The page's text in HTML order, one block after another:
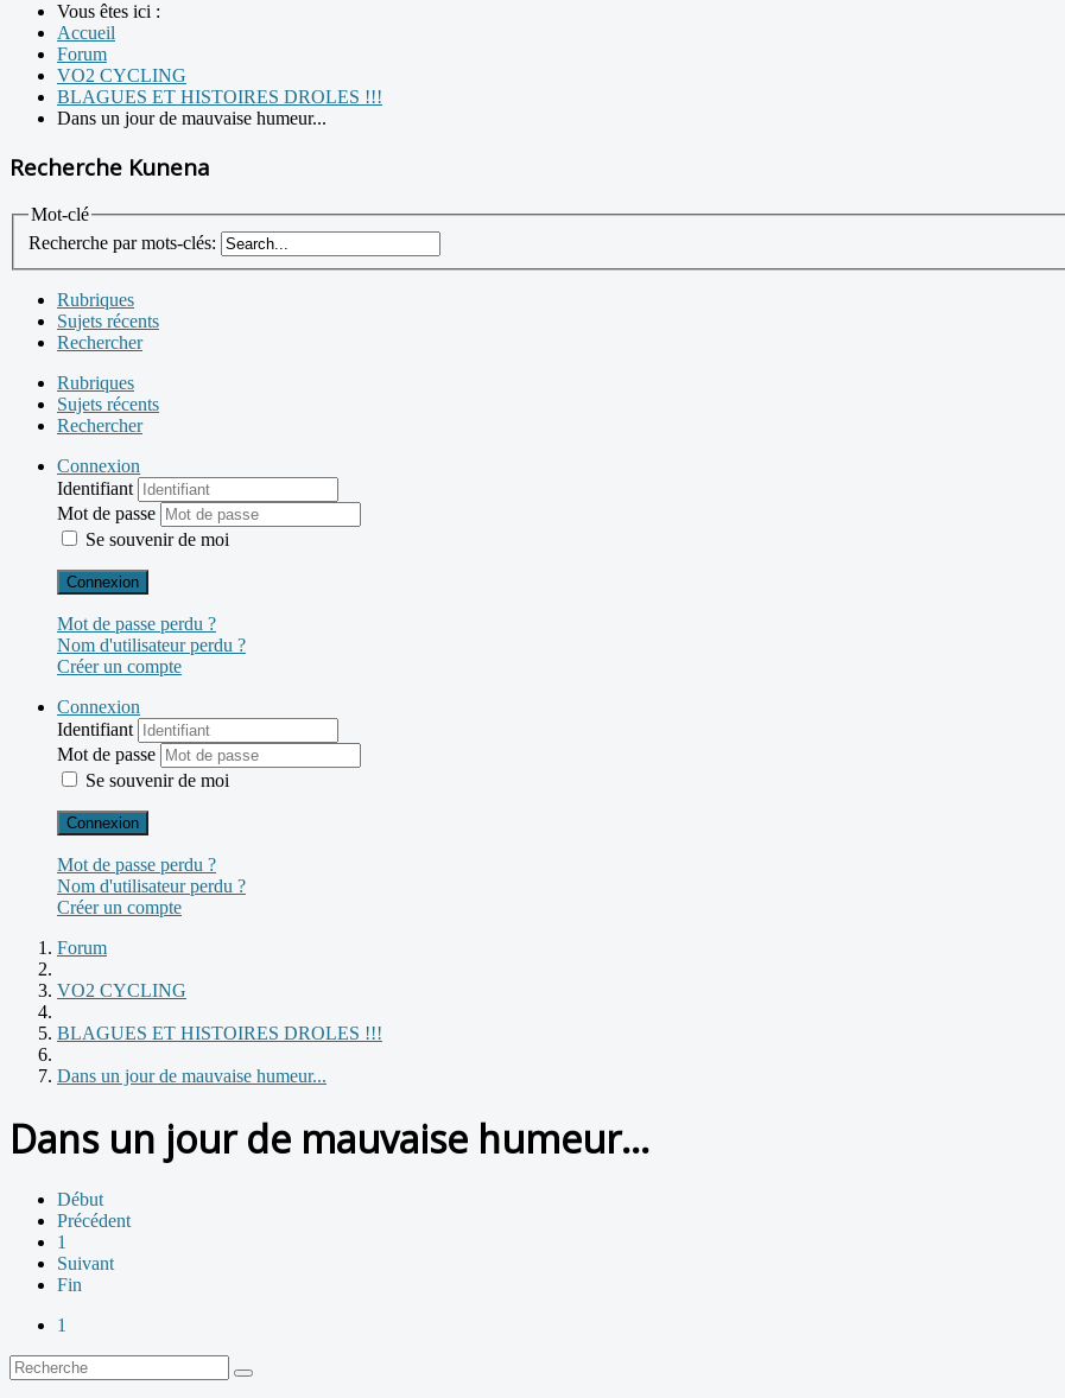
Vous êtes ici :
Accueil
Forum
VO2 CYCLING
BLAGUES ET HISTOIRES DROLES !!!
Dans un jour de mauvaise humeur...
Recherche Kunena
Mot-clé
Recherche par mots-clés:
Rubriques
Sujets récents
Rechercher
Rubriques
Sujets récents
Rechercher
Connexion
Identifiant
Mot de passe
Se souvenir de moi
Connexion
Mot de passe perdu ?
Nom d'utilisateur perdu ?
Créer un compte
Connexion
Identifiant
Mot de passe
Se souvenir de moi
Connexion
Mot de passe perdu ?
Nom d'utilisateur perdu ?
Créer un compte
Forum
VO2 CYCLING
BLAGUES ET HISTOIRES DROLES !!!
Dans un jour de mauvaise humeur...
Dans un jour de mauvaise humeur...
Début
Précédent
1
Suivant
Fin
1